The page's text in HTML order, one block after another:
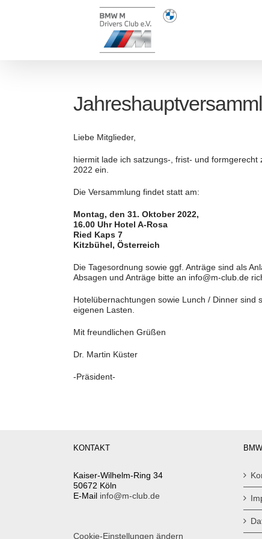
Liebe Mitglieder,
hiermit lade ich satzungs-, frist- und formgerecht
2022 ein.
Die Versammlung findet statt am:
Montag, den 31. Oktober 2022,
16.00 Uhr Hotel A-Rosa
Ried Kaps 7
Kitzbühel, Österreich
Die Tagesordnung sowie ggf. Anträge sind als
Absagen und Anträge bitte an info@m-club.de
Hotelübernachtungen sowie Lunch / Dinner sind
eigenen Lasten.
Mit freundlichen Grüßen
Dr. Martin Küster
-Präsident-
KONTAKT
Kaiser-Wilhelm-Ring 34
50672 Köln
E-Mail info@m-club.de
Cookie-Einstellungen ändern